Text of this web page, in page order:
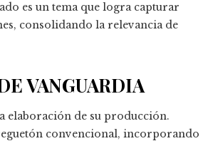
es un tema que logra capturar
consolidando la relevancia de
VANGUARDIA
elaboración de su producción.
convencional, incorporando